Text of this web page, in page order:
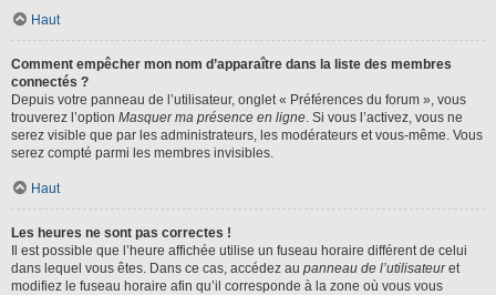
Haut
Comment empêcher mon nom d’apparaître dans la liste des membres
connectés ?
Depuis votre panneau de l’utilisateur, onglet « Préférences du forum », vous
trouverez l’option Masquer ma présence en ligne. Si vous l’activez, vous ne
serez visible que par les administrateurs, les modérateurs et vous-même. Vous
serez compté parmi les membres invisibles.
Haut
Les heures ne sont pas correctes !
Il est possible que l’heure affichée utilise un fuseau horaire différent de celui
dans lequel vous êtes. Dans ce cas, accédez au panneau de l’utilisateuret
modifiez le fuseau horaire afin qu’il corresponde à la zone où vous vous